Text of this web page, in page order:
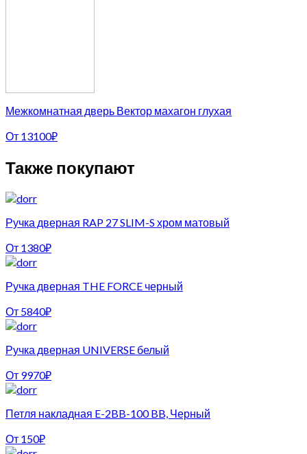
Межкомнатная дверь Вектор махагон глухая
От 13100₽
Также покупают
Ручка дверная RAP 27 SLIM-S хром матовый
От 1380₽
Ручка дверная THE FORCE черный
От 5840₽
Ручка дверная UNIVERSE белый
От 9970₽
Петля накладная E-2BB-100 BB, Черный
От 150₽